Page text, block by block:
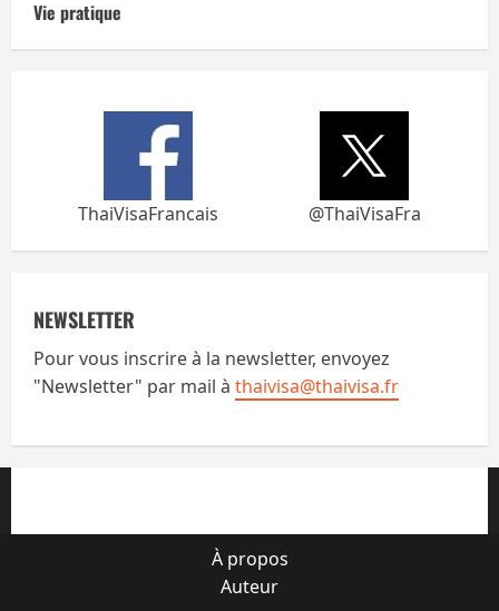
Vie pratique
ThaiVisaFrancais @ThaiVisaFra
NEWSLETTER
Pour vous inscrire à la newsletter, envoyez
"Newsletter" par mail à thaivisa@thaivisa.fr
À propos
Auteur